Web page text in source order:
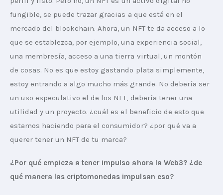
fungible, se puede trazar gracias a que está en el
mercado del blockchain. Ahora, un NFT te da acceso a lo
que se establezca, por ejemplo, una experiencia social,
una membresía, acceso a una tierra virtual, un montón
de cosas. No es que estoy gastando plata simplemente,
estoy entrando a algo mucho más grande. No debería ser
un uso especulativo el de los NFT, debería tener una
utilidad y un proyecto. ¿cuál es el beneficio de esto que
estamos haciendo para el consumidor? ¿por qué va a
querer tener un NFT de tu marca?
¿Por qué empieza a tener impulso ahora la Web3? ¿de
qué manera las criptomonedas impulsan eso?